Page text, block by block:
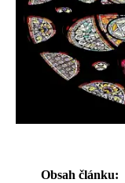
Obsah článku: